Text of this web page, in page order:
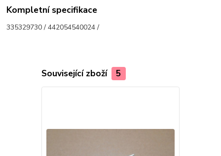
Kompletní specifikace
335329730 / 442054540024 /
Související zboží 5